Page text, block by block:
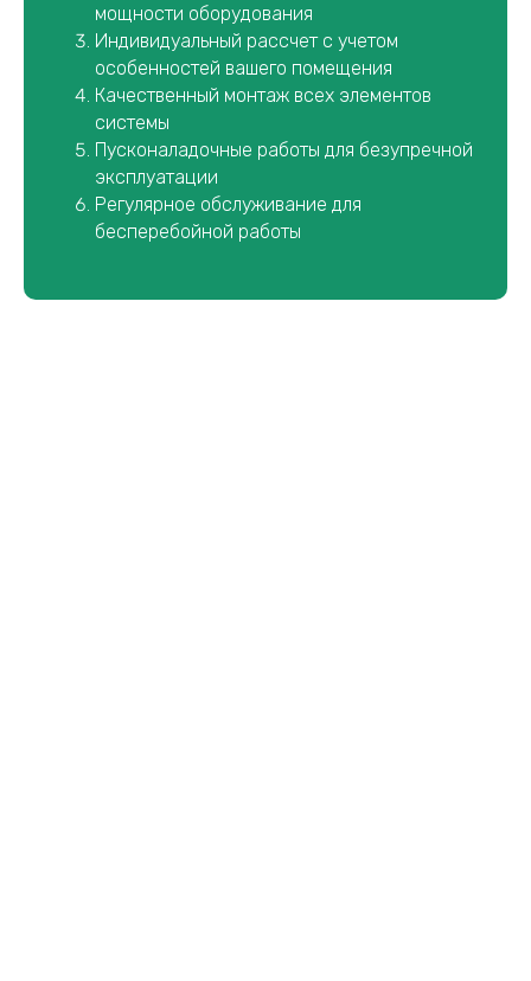
мощности оборудования
Индивидуальный рассчет с учетом
особенностей вашего помещения
Качественный монтаж всех элементов
системы
Пусконаладочные работы для безупречной
эксплуатации
Регулярное обслуживание для
бесперебойной работы